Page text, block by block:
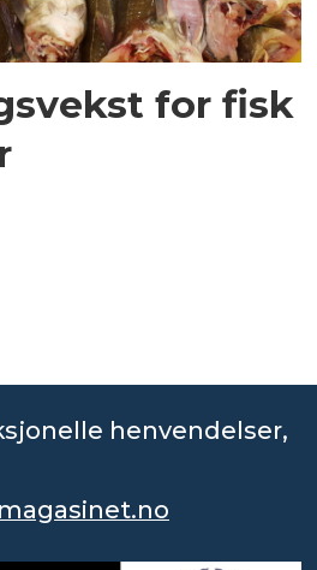
for fisk
henvendelser,